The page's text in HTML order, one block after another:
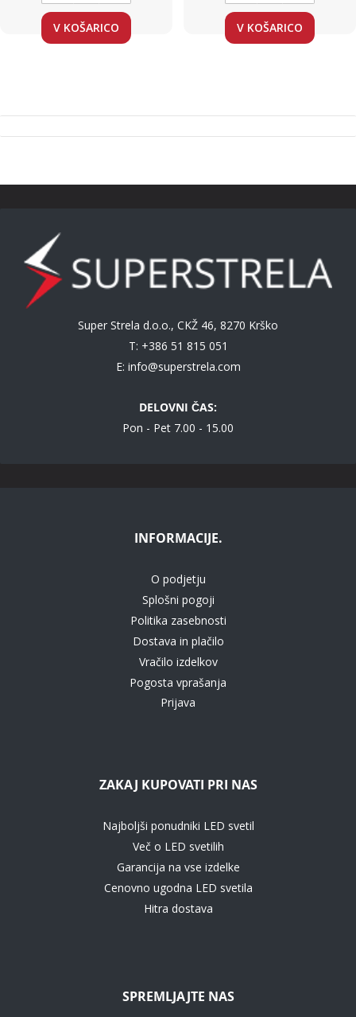
V KOŠARICO V KOŠARICO
Super Strela d.o.o., CKŽ 46, 8270 Krško
T: +386 51 815 051
E: info@superstrela.com
DELOVNI ČAS:
Pon - Pet 7.00 - 15.00
INFORMACIJE.
O podjetju
Splošni pogoji
Politika zasebnosti
Dostava in plačilo
Vračilo izdelkov
Pogosta vprašanja
Prijava
ZAKAJ KUPOVATI PRI NAS
Najboljši ponudniki LED svetil
Več o LED svetilih
Garancija na vse izdelke
Cenovno ugodna LED svetila
Hitra dostava
SPREMLJAJTE NAS